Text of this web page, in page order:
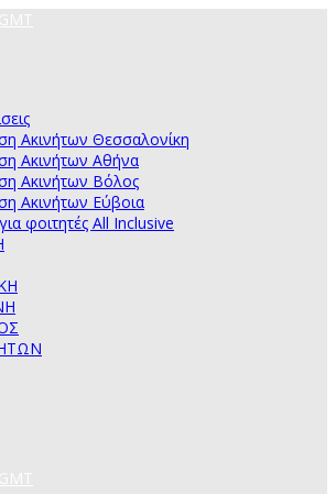
Ακινήτων Θεσσαλονίκη
Ακινήτων Αθήνα
Ακινήτων Βόλος
Ακινήτων Εύβοια
φοιτητές All Inclusive